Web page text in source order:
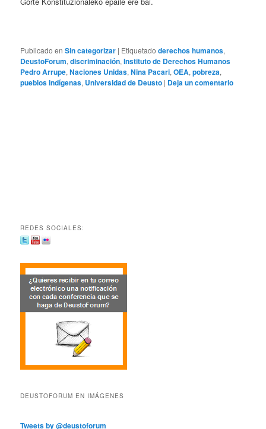
Publicado en Sin categorizar | Etiquetado derechos humanos,
DeustoForum,discriminación,Instituto de Derechos Humanos
Pedro Arrupe,Naciones Unidas,Nina Pacari,OEA,pobreza,
pueblos indígenas, Universidad de Deusto | Deja un comentario
REDES SOCIALES:
DEUSTOFORUM EN IMÁGENES
Tweets by @deustoforum